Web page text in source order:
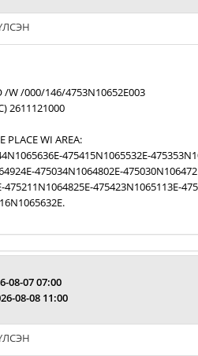
W /000/146/4753N10652E003
2611121000
PLACE WI AREA:
475415N1065532E-
475034N1064802E-
475211N1064825E-475423N1065113E-
08-07 07:00
08-08 11:00